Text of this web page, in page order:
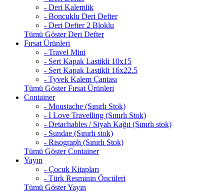
- Deri Kalemlik
- Boncuklu Deri Defter
- Deri Defter 2 Bloklu
Tümü Göster Deri Defter
Fırsat Ürünleri
- Travel Mini
- Sert Kapak Lastikli 10x15
- Sert Kapak Lastikli 16x22.5
- Tyvek Kalem Çantası
Tümü Göster Fırsat Ürünleri
Container
- Moustache (Sınırlı Stok)
- I Love Travelling (Sınırlı Stok)
- Detachables / Siyah Kağıt (Sınırlı stok)
- Sundae (Sınırlı stok)
- Risograph (Sınırlı Stok)
Tümü Göster Container
Yayın
- Çocuk Kitapları
- Türk Resminin Öncüleri
Tümü Göster Yayın